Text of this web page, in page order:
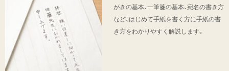
がきの基本、一筆箋の基本、宛名の書き方
など、はじめて手紙を書く方に手紙の書
き方をわかりやすく解説します。